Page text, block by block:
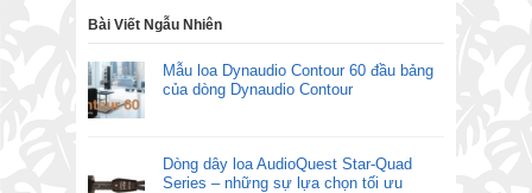
Bài Viết Ngẫu Nhiên
Mẫu loa Dynaudio Contour 60 đầu bảng
của dòng Dynaudio Contour
Dòng dây loa AudioQuest Star-Quad
Series – những sự lựa chọn tối ưu